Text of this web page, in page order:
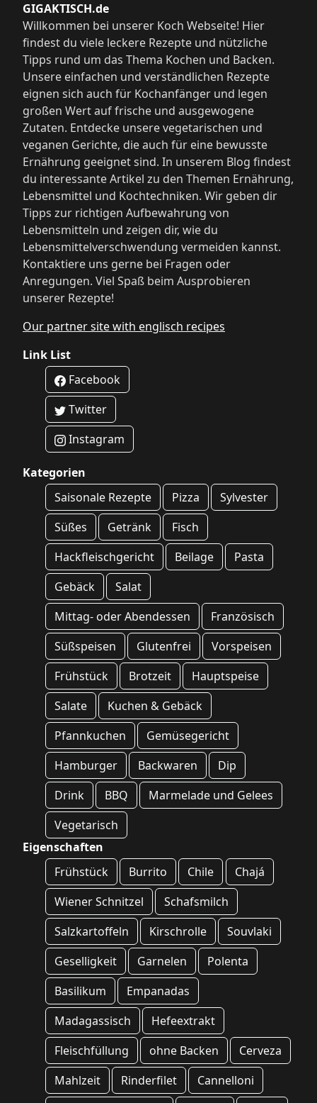
GIGAKTISCH.de
Willkommen bei unserer Koch Webseite! Hier
findest du viele leckere Rezepte und nützliche
Tipps rund um das Thema Kochen und Backen.
Unsere einfachen und verständlichen Rezepte
eignen sich auch für Kochanfänger und legen
großen Wert auf frische und ausgewogene
Zutaten. Entdecke unsere vegetarischen und
veganen Gerichte, die auch für eine bewusste
Ernährung geeignet sind. In unserem Blog findest
du interessante Artikel zu den Themen Ernährung,
Lebensmittel und Kochtechniken. Wir geben dir
Tipps zur richtigen Aufbewahrung von
Lebensmitteln und zeigen dir, wie du
Lebensmittelverschwendung vermeiden kannst.
Kontaktiere uns gerne bei Fragen oder
Anregungen. Viel Spaß beim Ausprobieren
unserer Rezepte!
Our partner site with englisch recipes
Link List
Facebook
Twitter
Instagram
Kategorien
Saisonale Rezepte
Pizza
Sylvester
Süßes
Getränk
Fisch
Hackfleischgericht
Beilage
Pasta
Gebäck
Salat
Mittag- oder Abendessen
Französisch
Süßspeisen
Glutenfrei
Vorspeisen
Frühstück
Brotzeit
Hauptspeise
Salate
Kuchen & Gebäck
Pfannkuchen
Gemüsegericht
Hamburger
Backwaren
Dip
Drink
BBQ
Marmelade und Gelees
Vegetarisch
Eigenschaften
Frühstück
Burrito Chile
Chajá
Wiener Schnitzel
Schafsmilch
Salzkartoffeln
Kirschrolle
Souvlaki
Geselligkeit
Garnelen
Polenta
Basilikum
Empanadas
Madagassisch
Hefeextrakt
Fleischfüllung
ohne Backen
Cerveza
Mahlzeit
Rinderfilet
Cannelloni